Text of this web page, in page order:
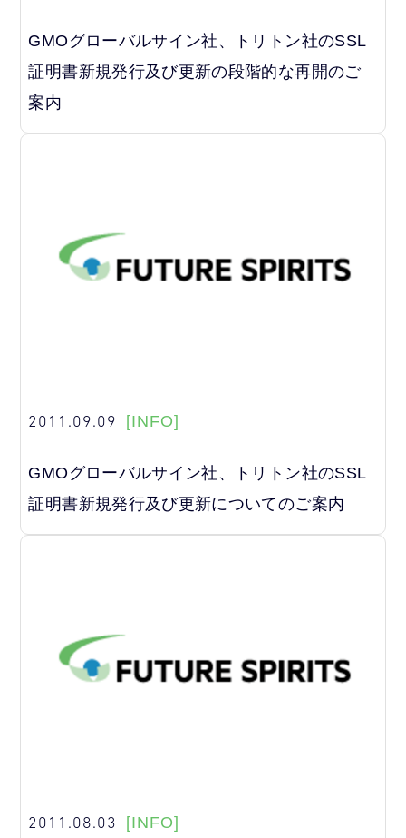
GMOグローバルサイン社、トリトン社のSSL
証明書新規発行及び更新の段階的な再開のご
案内
2011.09.09 [INFO]
GMOグローバルサイン社、トリトン社のSSL
証明書新規発行及び更新についてのご案内
2011.08.03 [INFO]